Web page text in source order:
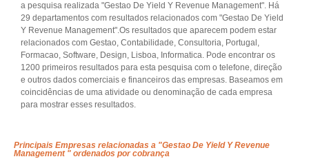
a pesquisa realizada "Gestao De Yield Y Revenue Management". Há
29 departamentos com resultados relacionados com "Gestao De Yield
Y Revenue Management".Os resultados que aparecem podem estar
relacionados com Gestao, Contabilidade, Consultoria, Portugal,
Formacao, Software, Design, Lisboa, Informatica. Pode encontrar os
1200 primeiros resultados para esta pesquisa com o telefone, direção
e outros dados comerciais e financeiros das empresas. Baseamos em
coincidências de uma atividade ou denominação de cada empresa
para mostrar esses resultados.
Principais Empresas relacionadas a "Gestao De Yield Y Revenue
Management " ordenados por cobrança